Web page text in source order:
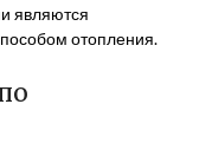
являются
отопления.